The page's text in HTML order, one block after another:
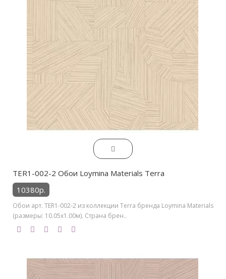
TER1-002-2 Обои Loymina Materials Terra
10380р.
Обои арт. TER1-002-2 из коллекции Terra бренда Loymina Materials
(размеры: 10.05х1.00м). Страна брен..